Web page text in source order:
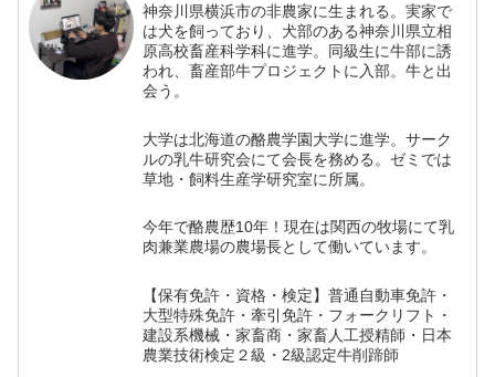
神奈川県横浜市の非農家に生まれる。実家で
は犬を飼っており、犬部のある神奈川県立相
原高校畜産科学科に進学。同級生に牛部に誘
われ、畜産部牛プロジェクトに入部。牛と出
会う。
大学は北海道の酪農学園大学に進学。サーク
ルの乳牛研究会にて会長を務める。ゼミでは
草地・飼料生産学研究室に所属。
今年で酪農歴10年！現在は関西の牧場にて乳
肉兼業農場の農場長として働いています。
【保有免許・資格・検定】普通自動車免許・
大型特殊免許・牽引免許・フォークリフト・
建設系機械・家畜商・家畜人工授精師・日本
農業技術検定２級・2級認定牛削蹄師